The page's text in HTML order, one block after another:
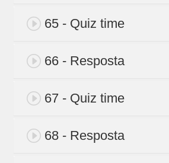
65 - Quiz time
66 - Resposta
67 - Quiz time
68 - Resposta